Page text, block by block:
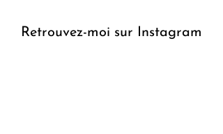
Retrouvez-moi sur Instagram